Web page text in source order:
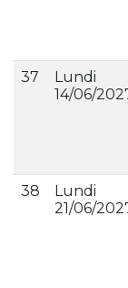
37
Lundi
14/06/
38
Lundi
21/06/